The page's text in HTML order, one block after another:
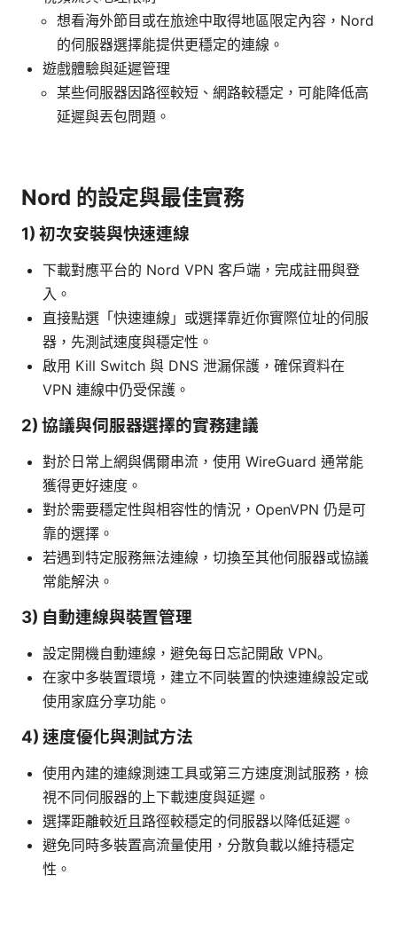
想看海外節目或在旅途中取得地區限定內容，Nord
的伺服器選擇能提供更穩定的連線。
遊戲體驗與延遲管理
某些伺服器因路徑較短、網路較穩定，可能降低高
延遲與丟包問題。
Nord 的設定與最佳實務
1) 初次安裝與快速連線
下載對應平台的 Nord VPN 客戶端，完成註冊與登
入。
直接點選「快速連線」或選擇靠近你實際位址的伺服
器，先測試速度與穩定性。
啟用 Kill Switch 與 DNS 泄漏保護，確保資料在
VPN 連線中仍受保護。
2) 協議與伺服器選擇的實務建議
對於日常上網與偶爾串流，使用 WireGuard 通常能
獲得更好速度。
對於需要穩定性與相容性的情況，OpenVPN 仍是可
靠的選擇。
若遇到特定服務無法連線，切換至其他伺服器或協議
常能解決。
3) 自動連線與裝置管理
設定開機自動連線，避免每日忘記開啟 VPN。
在家中多裝置環境，建立不同裝置的快速連線設定或
使用家庭分享功能。
4) 速度優化與測試方法
使用內建的連線測速工具或第三方速度測試服務，檢
視不同伺服器的上下載速度與延遲。
選擇距離較近且路徑較穩定的伺服器以降低延遲。
避免同時多裝置高流量使用，分散負載以維持穩定
性。